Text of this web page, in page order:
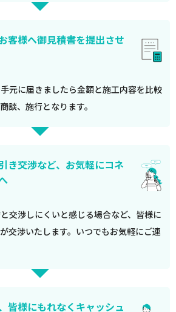
客様へ御見積書を提出させ
元に届きましたら金額と施工内容を比較
談、施行となります。
き交渉など、お気軽にコネ
交渉しにくいと感じる場合など、皆様に
交渉いたします。いつでもお気軽にご連
皆様にもれなくキャッシュ